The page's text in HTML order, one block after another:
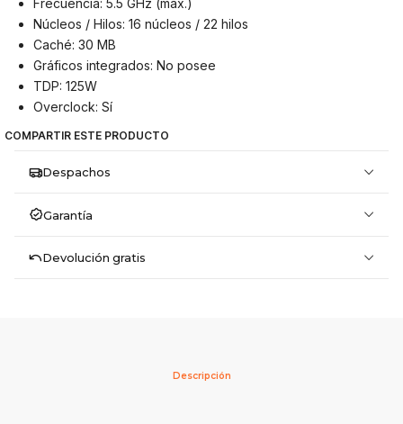
Núcleos / Hilos: 16 núcleos / 22 hilos
Caché: 30 MB
Gráficos integrados: No posee
TDP: 125W
Overclock: Sí
COMPARTIR ESTE PRODUCTO
Despachos
Garantía
Devolución gratis
Descripción